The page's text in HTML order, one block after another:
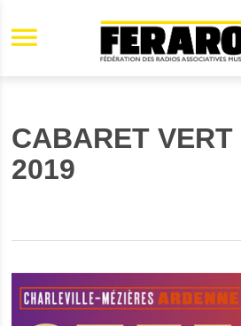
Aller au contenu
CABARET
2019